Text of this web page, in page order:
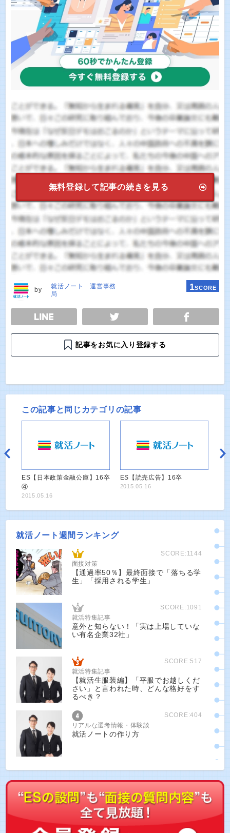
無料登録して記事の続きを見る
by
就活ノート 運営事務
局
1SCORE
TWEET
記事をお気に入り登録する
この記事と同じカテゴリの記事
ES【日本政策金融公庫】16卒
④
2015.05.16
ES【読売広告】16卒
2015.05.16
就活ノート週間ランキング
SCORE:1144
面接対策
【通過率50％】最終面接で「落ちる学
生」「採用される学生」
SCORE:1091
就活特集記事
意外と知らない！「実は上場していな
い有名企業32社」
SCORE:517
就活特集記事
【就活生服装編】「平服でお越しくだ
さい」と言われた時、どんな格好をす
るべき？
SCORE:404
リアルな選考情報・体験談
就活ノートの作り方